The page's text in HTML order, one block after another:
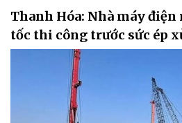
Thanh Hóa: Nhà máy điện
tốc thi công trước sức ép